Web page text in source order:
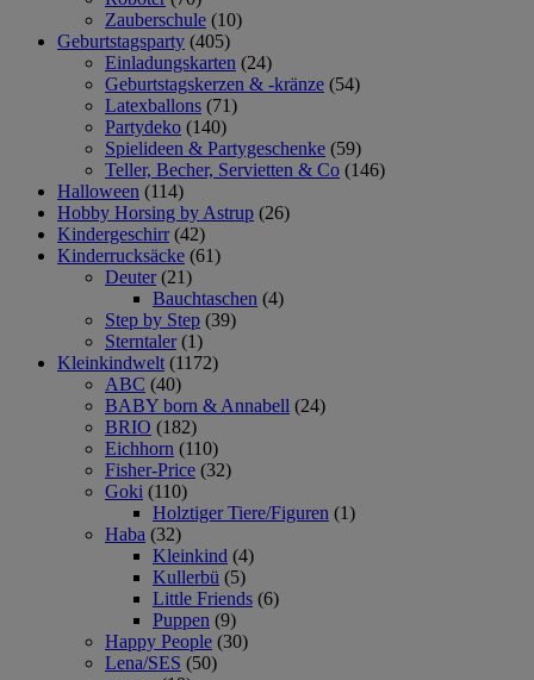
Zauberschule (10)
Geburtstagsparty (405)
Einladungskarten (24)
Geburtstagskerzen & -kränze (54)
Latexballons (71)
Partydeko (140)
Spielideen & Partygeschenke (59)
Teller, Becher, Servietten & Co (146)
Halloween (114)
Hobby Horsing by Astrup (26)
Kindergeschirr (42)
Kinderrucksäcke (61)
Deuter (21)
Bauchtaschen (4)
Step by Step (39)
Sterntaler (1)
Kleinkindwelt (1172)
ABC (40)
BABY born & Annabell (24)
BRIO (182)
Eichhorn (110)
Fisher-Price (32)
Goki (110)
Holztiger Tiere/Figuren (1)
Haba (32)
Kleinkind (4)
Kullerbü (5)
Little Friends (6)
Puppen (9)
Happy People (30)
Lena/SES (50)